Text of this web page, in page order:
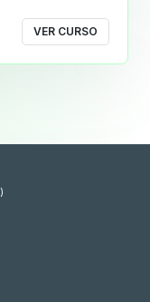
VER CURSO
)